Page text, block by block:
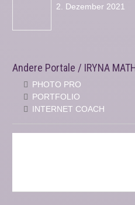
2. Dezember 2021
Andere Portale / IRYNA
PHOTO PRO
PORTFOLIO
INTERNET COACH